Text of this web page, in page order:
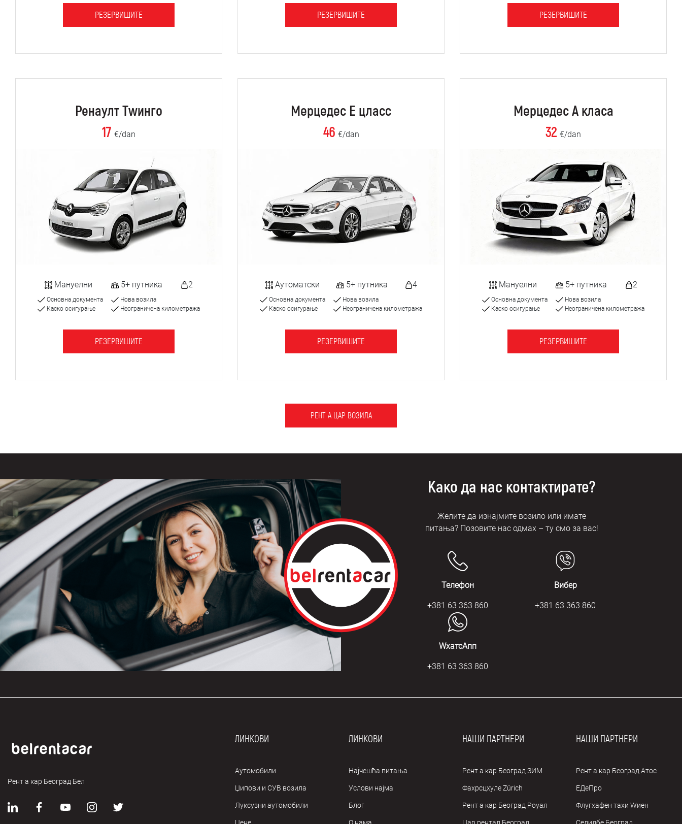
РЕЗЕРВИШИТЕ РЕЗЕРВИШИТЕ РЕЗЕРВИШИТЕ
Ренаулт Тwинго
17 €/dan
Мануелни 5+ путника 2
Основна документа
Каско осигурање
Нова возила
Неограничена километража
РЕЗЕРВИШИТЕ
Мерцедес Е цласс
46 €/dan
Аутоматски 5+ путника 4
Основна документа
Каско осигурање
Нова возила
Неограничена километража
РЕЗЕРВИШИТЕ
Мерцедес А класа
32 €/dan
Мануелни 5+ путника 2
Основна документа
Каско осигурање
Нова возила
Неограничена километража
РЕЗЕРВИШИТЕ
РЕНТ А ЦАР ВОЗИЛА
Како да нас контактирате?
Желите да изнајмите возило или имате
питања? Позовите нас одмах – ту смо за вас!
Телефон
+381 63 363 860
Вибер
+381 63 363 860
WхатсАпп
+381 63 363 860
Рент а кар Београд Бел
ЛИНКОВИ
Аутомобили
Џипови и СУВ возила
Луксузни аутомобили
ЛИНКОВИ
Најчешћа питања
Услови најма
Блог
НАШИ ПАРТНЕРИ
Рент а кар Београд ЗИМ
Фахрсцхуле Zürich
Рент а кар Београд Роyал
НАШИ ПАРТНЕРИ
Рент а кар Београд Атос
ЕДеПро
Флугхафен таxи Wиен